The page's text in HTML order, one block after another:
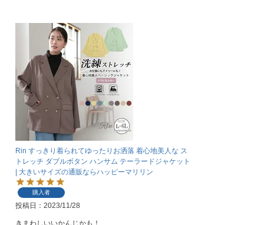
Rin すっきり着られてゆったりお洒落 着心地美人な ス
トレッチ ダブルボタン ハンサム テーラードジャケット
| 大きいサイズの通販ならハッピーマリリン
購入者
投稿日 2023/11/28